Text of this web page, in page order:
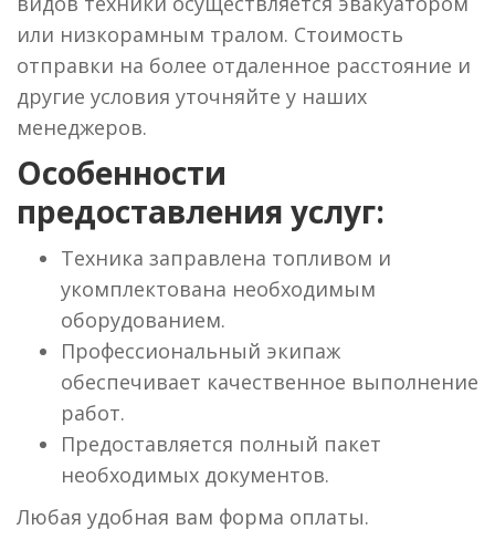
или низкорамным тралом. Стоимость
отправки на более отдаленное расстояние и
другие условия уточняйте у наших
менеджеров.
Особенности
предоставления услуг:
Техника заправлена топливом и
укомплектована необходимым
оборудованием.
Профессиональный экипаж
обеспечивает качественное выполнение
работ.
Предоставляется полный пакет
необходимых документов.
Любая удобная вам форма оплаты.